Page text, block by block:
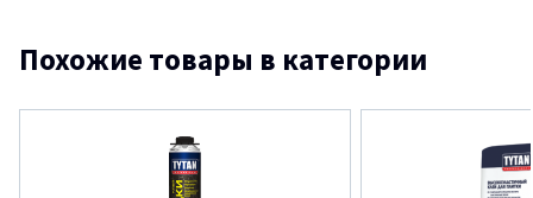
Похожие товары в категории